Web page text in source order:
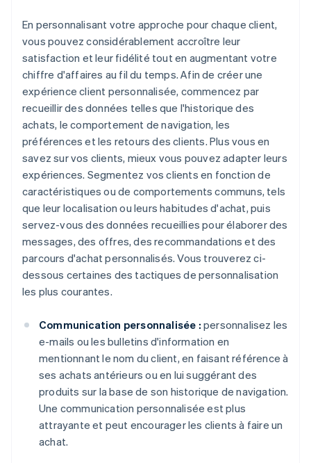
En personnalisant votre approche pour chaque client,
vous pouvez considérablement accroître leur
satisfaction et leur fidélité tout en augmentant votre
chiffre d'affaires au fil du temps. Afin de créer une
expérience client personnalisée, commencez par
recueillir des données telles que l'historique des
achats, le comportement de navigation, les
préférences et les retours des clients. Plus vous en
savez sur vos clients, mieux vous pouvez adapter leurs
expériences. Segmentez vos clients en fonction de
caractéristiques ou de comportements communs, tels
que leur localisation ou leurs habitudes d'achat, puis
servez-vous des données recueillies pour élaborer des
messages, des offres, des recommandations et des
parcours d'achat personnalisés. Vous trouverez ci-
dessous certaines des tactiques de personnalisation
les plus courantes.
Communication personnalisée : personnalisez les
e-mails ou les bulletins d'information en
mentionnant le nom du client, en faisant référence à
ses achats antérieurs ou en lui suggérant des
produits sur la base de son historique de navigation.
Une communication personnalisée est plus
attrayante et peut encourager les clients à faire un
achat.